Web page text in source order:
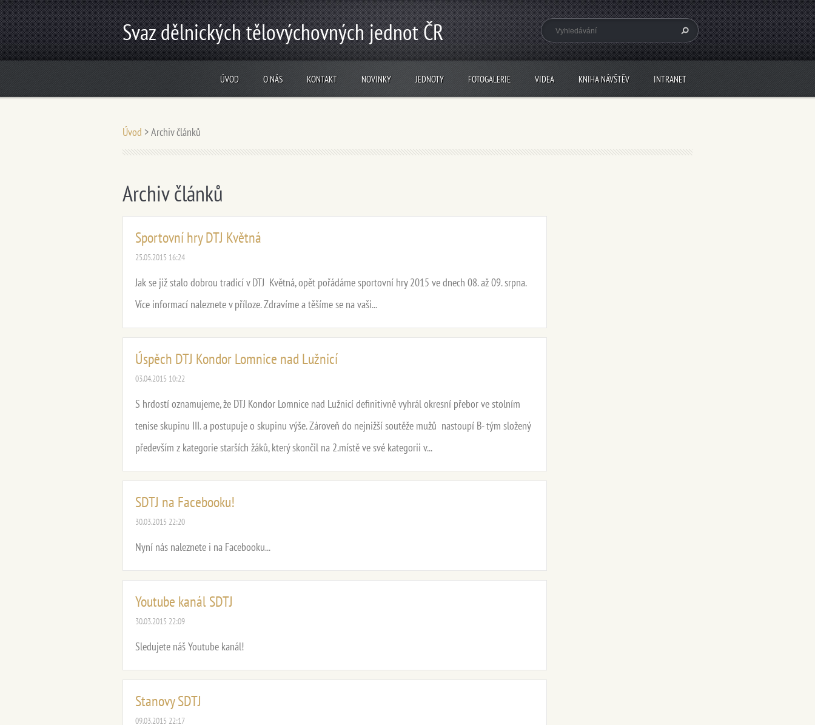
Svaz dělnických tělovýchovných jednot ČR
ÚVOD O NÁS KONTAKT NOVINKY JEDNOTY FOTOGALERIE VIDEA KNIHA NÁVŠTĚV INTRANET
Úvod >Archiv článků
Archiv článků
Sportovní hry DTJ Květná
25.05.2015 16:24
Jak se již stalo dobrou tradicí v DTJ Květná, opět pořádáme sportovní hry 2015 ve dnech 08. až 09. srpna.
Více informací naleznete v příloze. Zdravíme a těšíme se na vaši...
Úspěch DTJ Kondor Lomnice nad Lužnicí
03.04.2015 10:22
S hrdostí oznamujeme, že DTJ Kondor Lomnice nad Lužnicí definitivně vyhrál okresní přebor ve stolním
tenise skupinu III. a postupuje o skupinu výše. Zároveň do nejnižší soutěže mužů nastoupí B- tým složený
především z kategorie starších žáků, který skončil na 2.místě ve své kategorii v...
SDTJ na Facebooku!
30.03.2015 22:20
Nyní nás naleznete i na Facebooku...
Youtube kanál SDTJ
30.03.2015 22:09
Sledujete náš Youtube kanál!
Stanovy SDTJ
09.03.2015 22:17